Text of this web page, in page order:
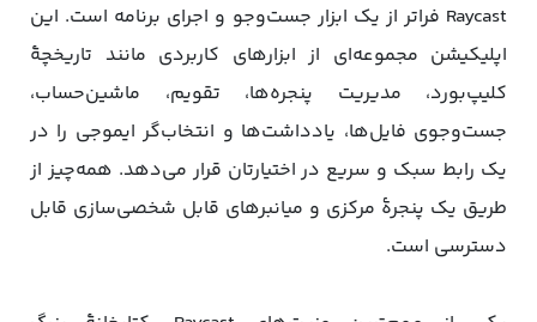
Raycast فراتر از یک ابزار جست‌وجو و اجرای برنامه است. این
اپلیکیشن مجموعه‌ای از ابزارهای کاربردی مانند تاریخچهٔ
کلیپ‌بورد، مدیریت پنجره‌ها، تقویم، ماشین‌حساب،
جست‌وجوی فایل‌ها، یادداشت‌ها و انتخاب‌گر ایموجی را در
یک رابط سبک و سریع در اختیارتان قرار می‌دهد. همه‌چیز از
طریق یک پنجرهٔ مرکزی و میانبرهای قابل شخصی‌سازی قابل
دسترسی است.